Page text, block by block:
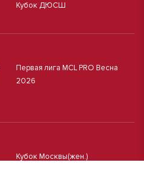
Кубок ДЮСШ
Первая лига MCL PRO Весна
2026
Кубок Москвы(жен.)